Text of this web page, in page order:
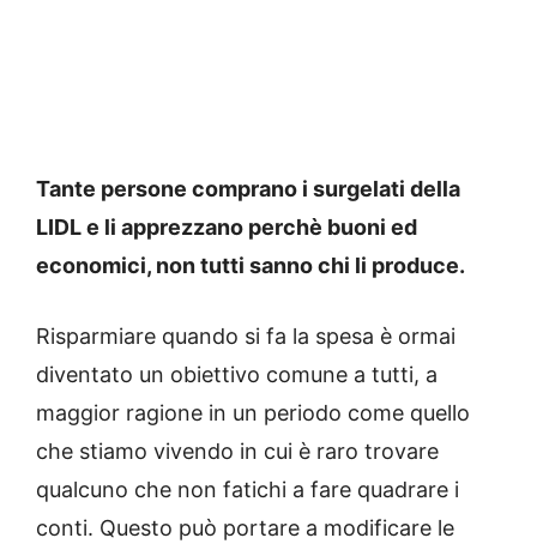
Tante persone comprano i surgelati della
LIDL e li apprezzano perchè buoni ed
economici, non tutti sanno chi li produce.
Risparmiare quando si fa la spesa è ormai
diventato un obiettivo comune a tutti, a
maggior ragione in un periodo come quello
che stiamo vivendo in cui è raro trovare
qualcuno che non fatichi a fare quadrare i
conti. Questo può portare a modificare le